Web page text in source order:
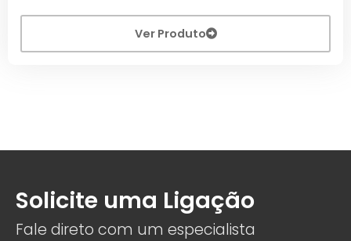
Ver Produto
Solicite uma Ligação
Fale direto com um especialista